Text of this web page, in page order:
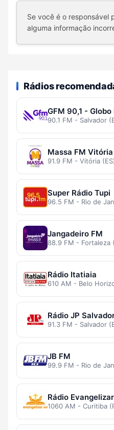
Se você é o responsável
alguma informação
Rádios
GFM 90,1 -
90.1 FM - Salvador
Massa FM Vitória
91.9 FM - Vitória
Super Rádio Tupi
96.5 FM - Rio de
Jangadeiro FM
88.9 FM - Fortaleza
Rádio Itatiaia
610 AM - Belo
Rádio JP
91.3 FM - Salvador
JB FM
99.9 FM - Rio de
Rádio Evangelizar
1060 AM - Curitiba